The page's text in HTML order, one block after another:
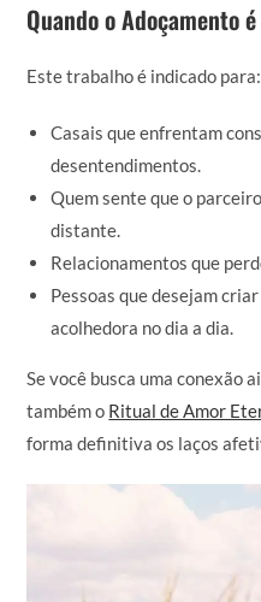
Quando o Adoçamento
Este trabalho é indicado para:
Casais que enfrentam
desentendimentos.
Quem sente que o
distante.
Relacionamentos que
Pessoas que desejam
acolhedora no dia a dia.
Se você busca uma conexão
também o Ritual de Amor
forma definitiva os laços